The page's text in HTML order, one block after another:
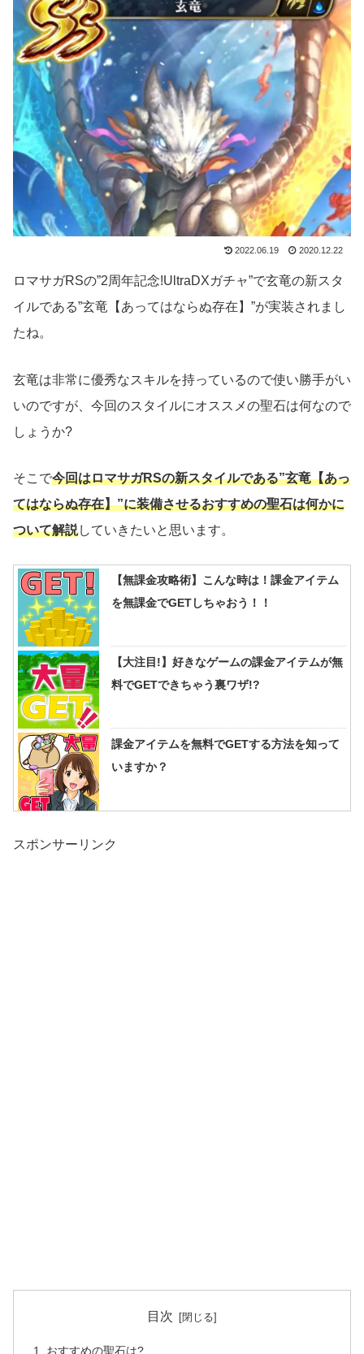
2022.06.19 2020.12.22
ロマサガRSの”2周年記念!UltraDXガチャ”で玄竜の新スタ
イルである”玄竜【あってはならぬ存在】”が実装されまし
たね。
玄竜は非常に優秀なスキルを持っているので使い勝手がい
いのですが、今回のスタイルにオススメの聖石は何なので
しょうか?
そこで今回はロマサガRSの新スタイルである”玄竜【あっ
てはならぬ存在】”に装備させるおすすめの聖石は何かに
ついて解説していきたいと思います。
【無課金攻略術】こんな時は！課金アイテム
を無課金でGETしちゃおう！！
【大注目!】好きなゲームの課金アイテムが無
料でGETできちゃう裏ワザ!?
課金アイテムを無料でGETする方法を知って
いますか？
スポンサーリンク
目次
おすすめの聖石は?